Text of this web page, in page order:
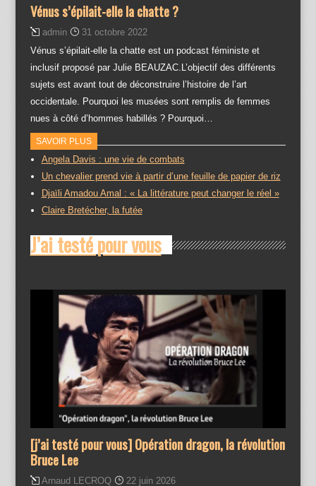
Vénus s’épilait-elle la chatte ?
admin
31 octobre 2022
Vénus s’épilait-elle la chatte est un podcast féministe et
inclusif proposé par Julie BEAUZAC.L’objectif des différents
sujets est avant tout de déconstruire l’histoire de l’art
occidentale. Pourquoi les musées sont remplis de femmes
nues à côté d’hommes habillés ? Pourquoi…
SAVOIR PLUS
Angela Davis : une vie de combats
Un chevalier prend vie à partir d’une feuille de papier de riz
Djaïli Amadou Amal : « La littérature peut changer le réel »
Claire Bretécher, la futée
J’ai testé pour vous
[j’ai testé pour vous] Opération dragon, la révolution
Bruce Lee
Arnaud LECROQ 22 juin 2026